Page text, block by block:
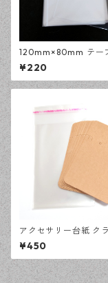
120mm×80mm テー
PP袋付き 100枚 ラッ
梱包資材 アクセサリー
【en工房】
¥220
アクセサリー台紙 ク
地 Lサイズ 30セット
きOPP袋付き ラッピ
セサリー資材 【en工
¥450